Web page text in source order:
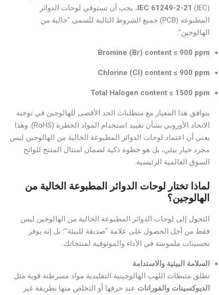
(IEC)
IEC 61249-2-21، يجب أن تستوفي لوحات الدوائر
المطبوعة (PCB) جميع الشروط التالية لتُسمى "خالية من
الهالوجين":
Bromine (Br) content ≤ 900 ppm
Chlorine (Cl) content ≤ 900 ppm
Total Halogen content ≤ 1500 ppm
يتوافق هذا المعيار مع متطلبات الحد الأقصى للهالوجين في توجيه
الاتحاد الأوروبي بشأن تقييد استخدام المواد الخطرة (RoHS). وهذا
يعني أن اعتماد لوحات الدوائر المطبوعة الخالية من الهالوجين ليس
مجرد خيار بيئي، بل هو خطوة ذكية لضمان امتثال المنتج للوائح
السوق العالمية الرئيسية.
لماذا تختار لوحات الدوائر المطبوعة الخالية من
الهالوجين؟
التحول إلى لوحات الدوائر المطبوعة الخالية من الهالوجين ليس
فقط من أجل الحصول على علامة "صديقة للبيئة"؛ بل إنه يوفر
تحسينات ملموسة في الأداء والموثوقية لمنتجاتك.
السلامة البيئية والاستدامة
تطلق مثبطات اللهب الهالوجينية التقليدية مواد مسرطنة قوية مثل
الديوكسينات والفورانات عند حرقها أو التخلص منها بطريقة غير